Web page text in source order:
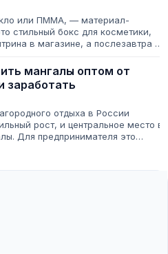
или ПММА, — материал-
стильный бокс для косметики,
в магазине, а послезавтра —
растет,...
мангалы оптом от
заработать
отдыха в России
рост, и центральное место в
Для предпринимателя это